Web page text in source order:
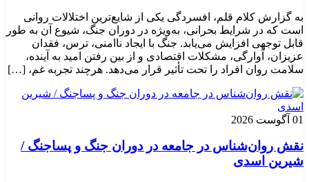
به گزارش کلام قلم، افسردگی یکی از شایع‌ترین اختلالات روانی
است که در شرایط بحرانی، به‌ویژه در دوران جنگ، شیوع آن به طور
قابل توجهی افزایش می‌یابد. جنگ با ایجاد ناامنی، ترس، فقدان
عزیزان، آوارگی، مشکلات اقتصادی و از بین رفتن امید به آینده،
سلامت روان افراد را تحت تأثیر قرار می‌دهد. هرچند تجربه غم، […]
01 آگوست 2026
نقش روان‌شناس در جامعه در دوران جنگ و پساجنگ /
شیرین اسدی